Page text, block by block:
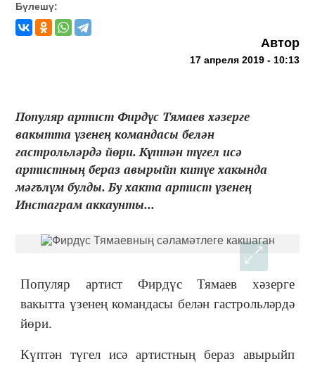
Бүлешү:
Автор
17 апреля 2019 - 10:13
Популяр артист Фирдүс Тямаев хәзерге
вакытта үзенең командасы белән
гастрольләрдә йөри. Күптән түгел исә
артистның бераз авырыйп китүе хакында
мәгълүм булды. Бу хакта артист үзенең
Инстаграм аккаунты...
Популяр артист Фирдүс Тямаев хәзерге
вакытта үзенең командасы белән гастрольләрдә
йөри.
Күптән түгел исә артистның бераз авырыйп